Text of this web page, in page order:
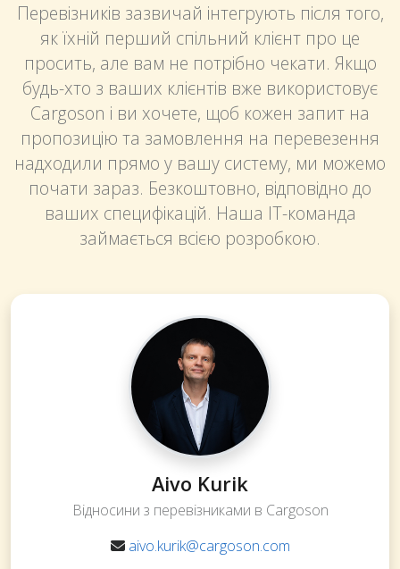
Перевізників зазвичай інтегрують після того,
як їхній перший спільний клієнт про це
просить, але вам не потрібно чекати. Якщо
будь-хто з ваших клієнтів вже використовує
Cargoson і ви хочете, щоб кожен запит на
пропозицію та замовлення на перевезення
надходили прямо у вашу систему, ми можемо
почати зараз. Безкоштовно, відповідно до
ваших специфікацій. Наша IT-команда
займається всією розробкою.
Aivo Kurik
Відносини з перевізниками в Cargoson
aivo.kurik@cargoson.com